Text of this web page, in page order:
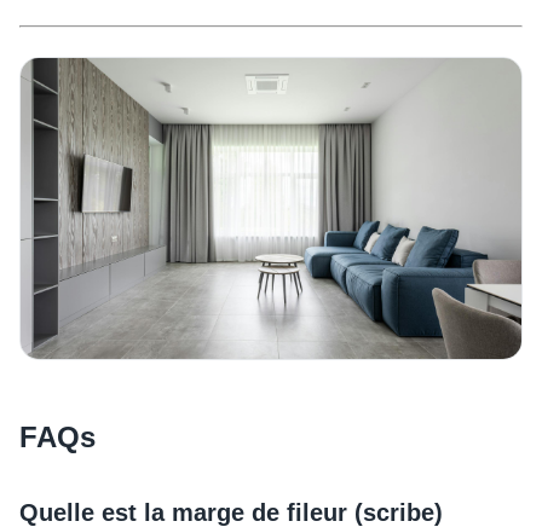
FAQs
Quelle est la marge de fileur (scribe)